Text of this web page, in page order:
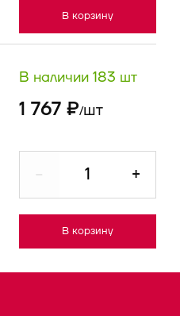
В корзину
В наличии 183 шт
1 767 ₽/шт
+
В корзину